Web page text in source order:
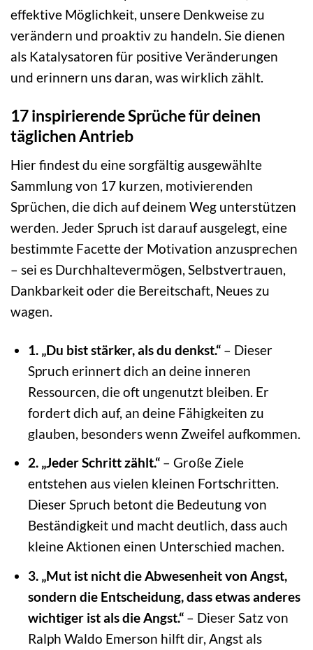
effektive Möglichkeit, unsere Denkweise zu
verändern und proaktiv zu handeln. Sie dienen
als Katalysatoren für positive Veränderungen
und erinnern uns daran, was wirklich zählt.
17 inspirierende Sprüche für deinen
täglichen Antrieb
Hier findest du eine sorgfältig ausgewählte
Sammlung von 17 kurzen, motivierenden
Sprüchen, die dich auf deinem Weg unterstützen
werden. Jeder Spruch ist darauf ausgelegt, eine
bestimmte Facette der Motivation anzusprechen
– sei es Durchhaltevermögen, Selbstvertrauen,
Dankbarkeit oder die Bereitschaft, Neues zu
wagen.
1. „Du bist stärker, als du denkst.“– Dieser
Spruch erinnert dich an deine inneren
Ressourcen, die oft ungenutzt bleiben. Er
fordert dich auf, an deine Fähigkeiten zu
glauben, besonders wenn Zweifel aufkommen.
2. „Jeder Schritt zählt.“– Große Ziele
entstehen aus vielen kleinen Fortschritten.
Dieser Spruch betont die Bedeutung von
Beständigkeit und macht deutlich, dass auch
kleine Aktionen einen Unterschied machen.
3. „Mut ist nicht die Abwesenheit von Angst,
sondern die Entscheidung, dass etwas anderes
wichtiger ist als die Angst.“– Dieser Satz von
Ralph Waldo Emerson hilft dir, Angst als